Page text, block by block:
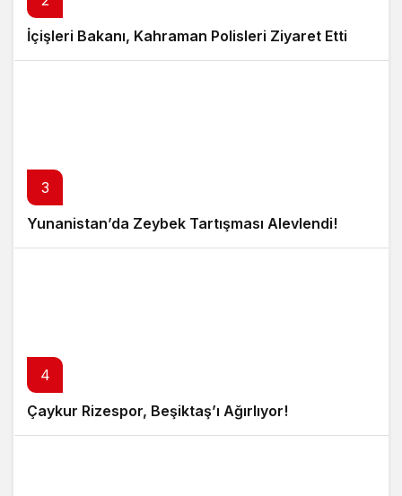
İçişleri Bakanı, Kahraman Polisleri Ziyaret Etti
3
Yunanistan’da Zeybek Tartışması Alevlendi!
4
Çaykur Rizespor, Beşiktaş’ı Ağırlıyor!